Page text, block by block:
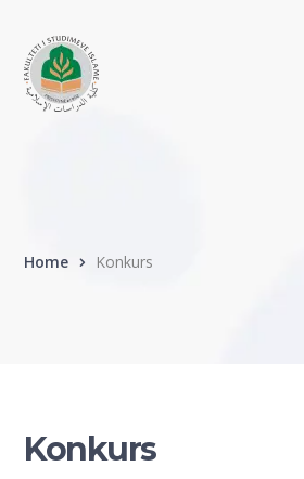
Home Konkurs
Konkurs